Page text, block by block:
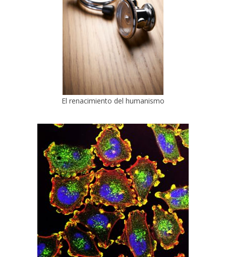
El renacimiento del humanismo